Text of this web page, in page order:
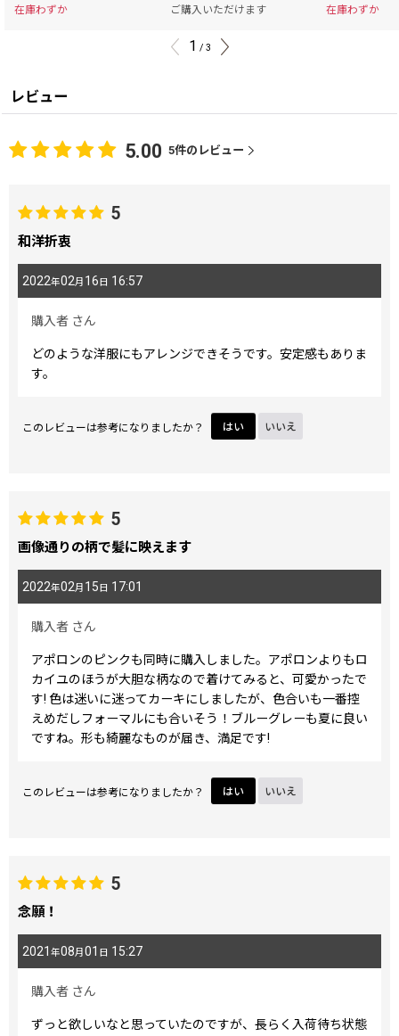
在庫わずか ご購入いただけます 在庫わずか
1 / 3
レビュー
5.00 5件のレビュー
5
和洋折衷
2022年02月 16日 16:57
購入者 さん
どのような洋服にもアレンジできそうです。安定感もありま
す。
このレビューは参考になりましたか？ はい いいえ
5
画像通りの柄で髪に映えます
2022年02月 15日 17:01
購入者 さん
アポロンのピンクも同時に購入しました。アポロンよりもロ
カイユのほうが大胆な柄なので着けてみると、可愛かったで
す! 色は迷いに迷ってカーキにしましたが、色合いも一番控
えめだしフォーマルにも合いそう！ブルーグレーも夏に良い
ですね。形も綺麗なものが届き、満足です!
このレビューは参考になりましたか？ はい いいえ
5
念願！
2021 年08月 01 日 15:27
購入者 さん
ずっと欲しいなと思っていたのですが、長らく入荷待ち状態